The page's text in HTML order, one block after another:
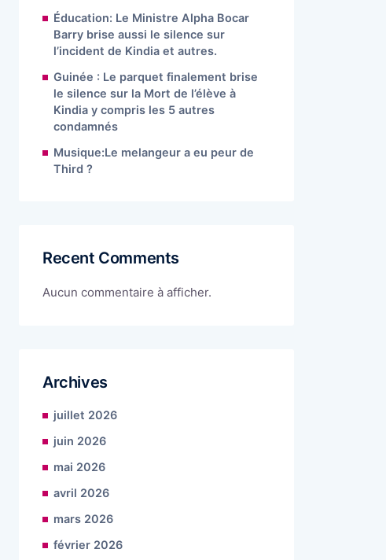
Éducation: Le Ministre Alpha Bocar
Barry brise aussi le silence sur
l’incident de Kindia et autres.
Guinée : Le parquet finalement brise
le silence sur la Mort de l’élève à
Kindia y compris les 5 autres
condamnés
Musique:Le melangeur a eu peur de
Third ?
Recent Comments
Aucun commentaire à afficher.
Archives
juillet 2026
juin 2026
mai 2026
avril 2026
mars 2026
février 2026